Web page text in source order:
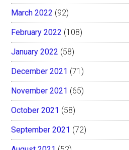
March 2022 (92)
February 2022 (108)
January 2022 (58)
December 2021 (71)
November 2021 (65)
October 2021 (58)
September 2021 (72)